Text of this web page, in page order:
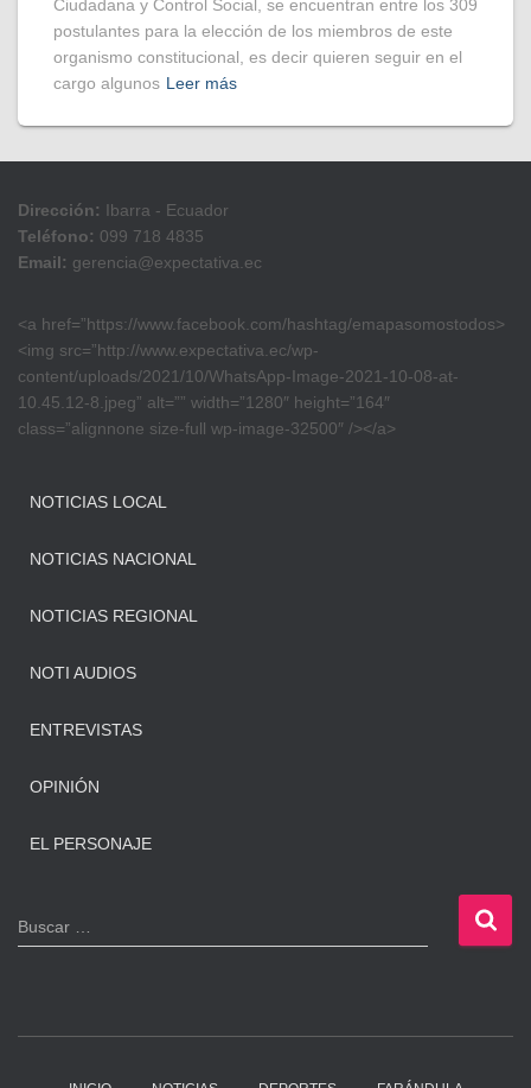
Ciudadana y Control Social, se encuentran entre los 309
postulantes para la elección de los miembros de este
organismo constitucional, es decir quieren seguir en el
cargo algunos Leer más
Dirección: Ibarra - Ecuador
Teléfono: 099 718 4835
Email: gerencia@expectativa.ec
<a href=”https://www.facebook.com/hashtag/emapasomostodos>
<img src=”http://www.expectativa.ec/wp-
content/uploads/2021/10/WhatsApp-Image-2021-10-08-at-
10.45.12-8.jpeg” alt=”” width=”1280″ height=”164″
class=”alignnone size-full wp-image-32500″ /></a>
NOTICIAS LOCAL
NOTICIAS NACIONAL
NOTICIAS REGIONAL
NOTI AUDIOS
ENTREVISTAS
OPINIÓN
EL PERSONAJE
B
u
Buscar …